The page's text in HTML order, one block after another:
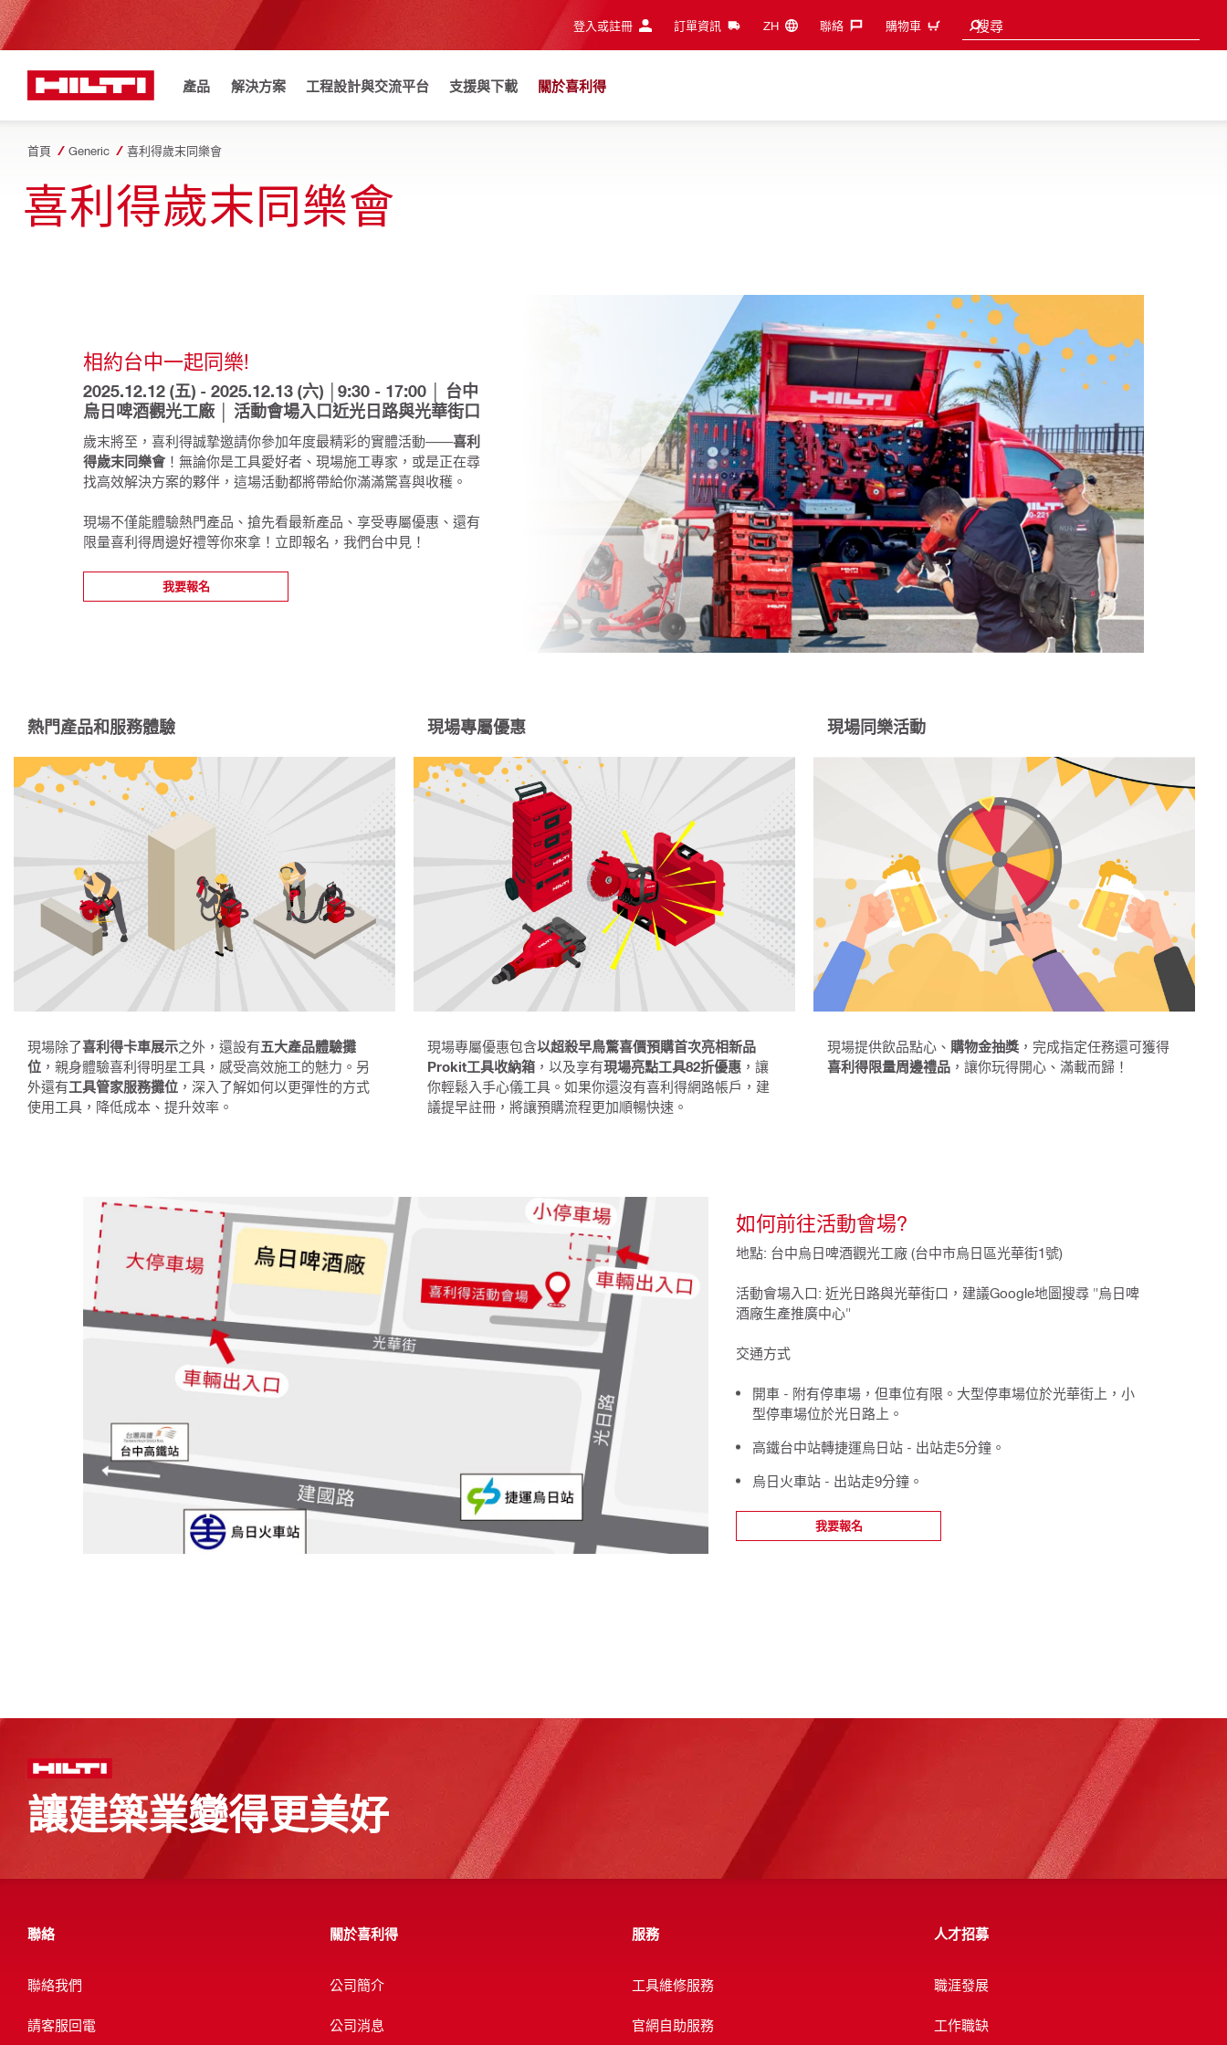
登入或註冊 訂單資訊 ZH‎ 聯絡‎ 購物車 搜尋
Search suggestions
產品 解決方案 工程設計與交流平台 支援與下載 關於喜利得
首頁 Generic 喜利得歲末同樂會
喜利得歲末同樂會
相約台中一起同樂!
2025.12.12 (五) - 2025.12.13 (六) │9:30 - 17:00 │ 台中
烏日啤酒觀光工廠 │ 活動會場入口近光日路與光華街口
歲末將至，喜利得誠摯邀請你參加年度最精彩的實體活動——喜利
得歲末同樂會！無論你是工具愛好者、現場施工專家，或是正在尋
找高效解決方案的夥伴，這場活動都將帶給你滿滿驚喜與收穫。
現場不僅能體驗熱門產品、搶先看最新產品、享受專屬優惠、還有
限量喜利得周邊好禮等你來拿！立即報名，我們台中見！
我要報名
熱門產品和服務體驗
現場除了喜利得卡車展示之外，還設有五大產品體驗攤
位 ，親身體驗喜利得明星工具，感受高效施工的魅力。另
外還有工具管家服務攤位 ，深入了解如何以更彈性的方式
使用工具，降低成本、提升效率。
現場專屬優惠
現場專屬優惠包含以超殺早鳥驚喜價預購首次亮相新品
Prokit工具收納箱，以及享有現場亮點工具82折優惠，讓
你輕鬆入手心儀工具。如果你還沒有喜利得網路帳戶，建
議提早註冊，將讓預購流程更加順暢快速。
現場同樂活動
現場提供飲品點心、 購物金抽獎，完成指定任務還可獲得
喜利得限量周邊禮品，讓你玩得開心、滿載而歸！
如何前往活動會場?
地點: 台中烏日啤酒觀光工廠 (台中市烏日區光華街1號)
活動會場入口: 近光日路與光華街口，建議Google地圖搜尋 "烏日啤
酒廠生產推廣中心"
交通方式
開車 - 附有停車場，但車位有限。大型停車場位於光華街上，小
型停車場位於光日路上。
高鐵台中站轉捷運烏日站 - 出站走5分鐘。
烏日火車站 - 出站走9分鐘。
我要報名
讓建築業變得更美好
聯絡
聯絡我們
請客服回電
關於喜利得
公司簡介
公司消息
服務
工具維修服務
官網自助服務
人才招募
職涯發展
工作職缺